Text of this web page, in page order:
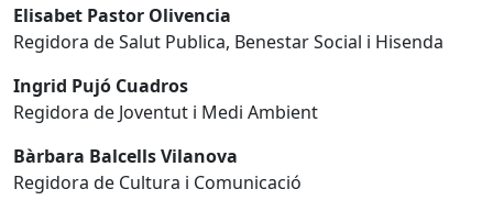
Elisabet Pastor Olivencia
Regidora de Salut Publica, Benestar Social i Hisenda
Ingrid Pujó Cuadros
Regidora de Joventut i Medi Ambient
Bàrbara Balcells Vilanova
Regidora de Cultura i Comunicació